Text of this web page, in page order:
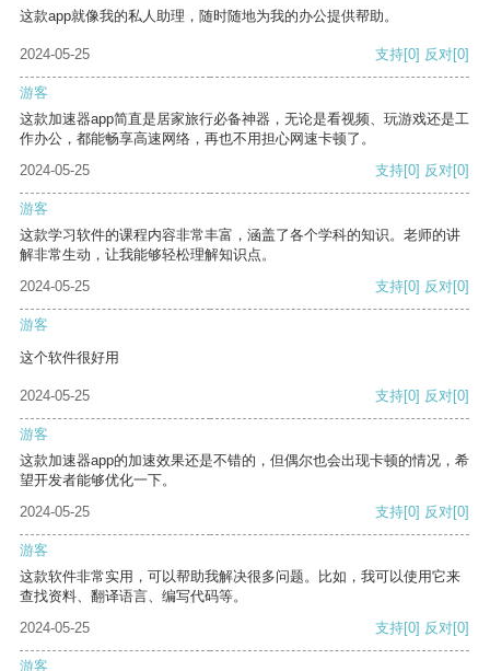
这款app就像我的私人助理，随时随地为我的办公提供帮助。
2024-05-25 支持[0] 反对[0]
游客
这款加速器app简直是居家旅行必备神器，无论是看视频、玩游戏还是工
作办公，都能畅享高速网络，再也不用担心网速卡顿了。
2024-05-25
支持[0] 反对[0]
游客
这款学习软件的课程内容非常丰富，涵盖了各个学科的知识。老师的讲
解非常生动，让我能够轻松理解知识点。
2024-05-25
支持[0] 反对[0]
游客
这个软件很好用
2024-05-25 支持[0] 反对[0]
游客
这款加速器app的加速效果还是不错的，但偶尔也会出现卡顿的情况，希
望开发者能够优化一下。
2024-05-25
支持[0] 反对[0]
游客
这款软件非常实用，可以帮助我解决很多问题。比如，我可以使用它来
查找资料、翻译语言、编写代码等。
2024-05-25
支持[0] 反对[0]
游客